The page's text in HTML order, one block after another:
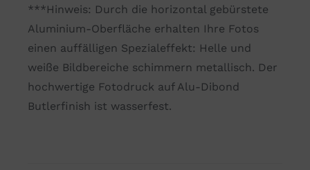
***Hinweis: Durch die horizontal gebürstete
Aluminium-Oberfläche erhalten Ihre Fotos
einen auffälligen Spezialeffekt: Helle und
weiße Bildbereiche schimmern metallisch. Der
hochwertige Fotodruck auf Alu-Dibond
Butlerfinish ist wasserfest.